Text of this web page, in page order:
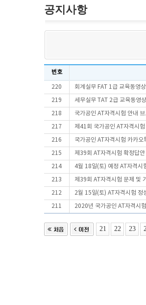
공지사항
번호
220 회계실무 FAT 1급 교육동영
219 세무실무 TAT 2급 교육동영
218 국가공인 AT자격시험 안내
217 제41회 국가공인 AT자격시
216 국가공인 AT자격시험 카카오
215 제39회 AT자격시험 확정답
214 4월 18일(토) 예정 AT자격시
213 제39회 AT자격시험 문제 및
212 2월 15일(토) AT자격시험 정
211 2020년 국가공인 AT자격시
21 22 23